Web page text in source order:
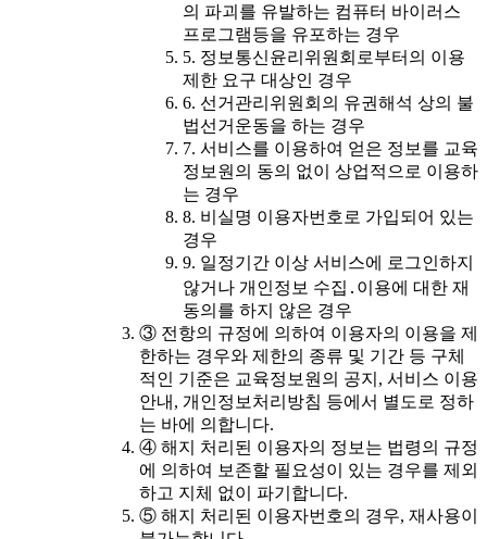
의 파괴를 유발하는 컴퓨터 바이러스
프로그램등을 유포하는 경우
5. 정보통신윤리위원회로부터의 이용
제한 요구 대상인 경우
6. 선거관리위원회의 유권해석 상의 불
법선거운동을 하는 경우
7. 서비스를 이용하여 얻은 정보를 교육
정보원의 동의 없이 상업적으로 이용하
는 경우
8. 비실명 이용자번호로 가입되어 있는
경우
9. 일정기간 이상 서비스에 로그인하지
않거나 개인정보 수집․이용에 대한 재
동의를 하지 않은 경우
③ 전항의 규정에 의하여 이용자의 이용을 제
한하는 경우와 제한의 종류 및 기간 등 구체
적인 기준은 교육정보원의 공지, 서비스 이용
안내, 개인정보처리방침 등에서 별도로 정하
는 바에 의합니다.
④ 해지 처리된 이용자의 정보는 법령의 규정
에 의하여 보존할 필요성이 있는 경우를 제외
하고 지체 없이 파기합니다.
⑤ 해지 처리된 이용자번호의 경우, 재사용이